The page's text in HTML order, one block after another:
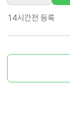
14시간전 등록